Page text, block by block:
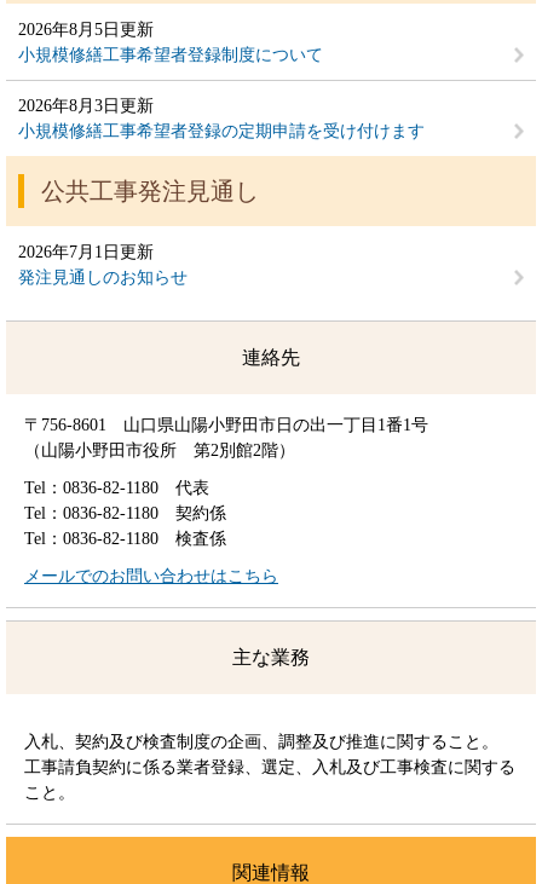
2026年8月5日更新
小規模修繕工事希望者登録制度について
2026年8月3日更新
小規模修繕工事希望者登録の定期申請を受け付けます
公共工事発注見通し
2026年7月1日更新
発注見通しのお知らせ
連絡先
〒756-8601 山口県山陽小野田市日の出一丁目1番1号
（山陽小野田市役所 第2別館2階）
Tel：0836-82-1180
代表
Tel：0836-82-1180
契約係
Tel：0836-82-1180
検査係
メールでのお問い合わせはこちら
主な業務
入札、契約及び検査制度の企画、調整及び推進に関すること。
工事請負契約に係る業者登録、選定、入札及び工事検査に関する
こと。
関連情報